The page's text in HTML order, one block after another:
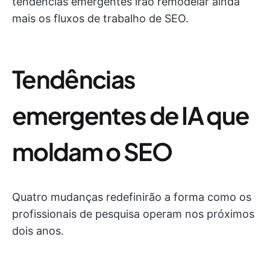
mais os fluxos de trabalho de SEO.
Tendências
emergentes de IA que
moldam o SEO
Quatro mudanças redefinirão a forma como os
profissionais de pesquisa operam nos próximos
dois anos.